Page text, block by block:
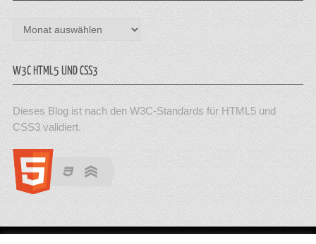
Archiv
W3C HTML5 UND CSS3
Dieses Blog ist nach den W3C-Standards für HTML5 und
CSS3 validiert.